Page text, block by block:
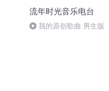
流年时光音乐电台
我的原创歌曲 男生版